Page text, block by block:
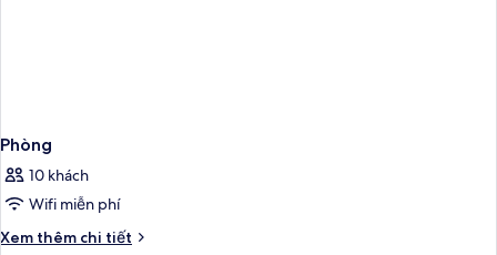
Phòng
10 khách
Wifi miễn phí
Xem thêm chi tiết
Chi